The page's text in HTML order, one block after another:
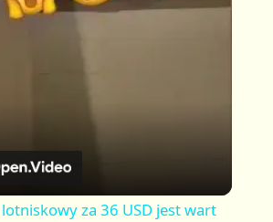
a
V
i za 36 USD jest wart